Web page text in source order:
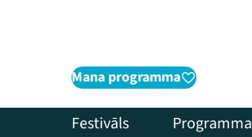
Mana programma
Festivāls Programma